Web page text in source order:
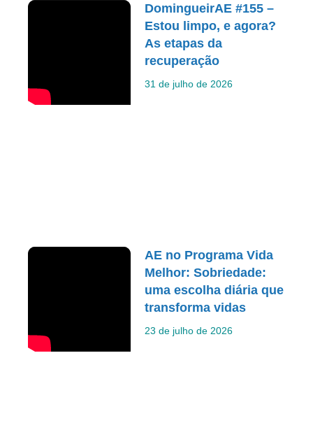
DomingueirAE #155 –
Estou limpo, e agora?
As etapas da
recuperação
31 de julho de 2026
AE no Programa Vida
Melhor: Sobriedade:
uma escolha diária que
transforma vidas
23 de julho de 2026